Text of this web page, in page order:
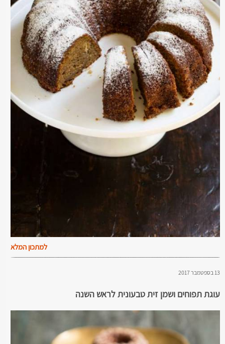
למתכון המלא
13 בספטמבר 2017
עוגת תפוחים ושמן זית טבעונית לראש השנה